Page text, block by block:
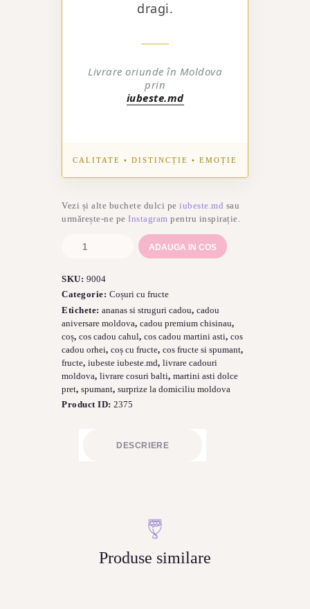
dragi.
Livrare oriunde în Moldova
prin
iubeste.md
CALITATE • DISTINCȚIE • EMOȚIE
Vezi și alte buchete dulci pe iubeste.md sau
urmărește-ne pe Instagram pentru inspirație.
cu
fructe
și
Martini
„Sărbătoare
Premium”
#5
ADAUGA IN COS
SKU: 9004
Categorie: Coșuri cu fructe
Etichete: ananas si struguri cadou, cadou
aniversare moldova, cadou premium chisinau,
coș, cos cadou cahul, cos cadou martini asti, cos
cadou orhei, coș cu fructe, cos fructe si spumant,
fructe, iubeste iubeste.md, livrare cadouri
moldova, livrare cosuri balti, martini asti dolce
pret, spumant, surprize la domiciliu moldova
Product ID: 2375
DESCRIERE
Produse similare